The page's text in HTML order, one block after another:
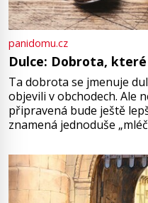
panidomu.cz
Dulce: Dobrota,
Ta dobrota se jmenuje
objevili v obchodech. Ale
připravená bude ještě
znamená jednoduše
pře hned několik
Francie, kde se traduje,